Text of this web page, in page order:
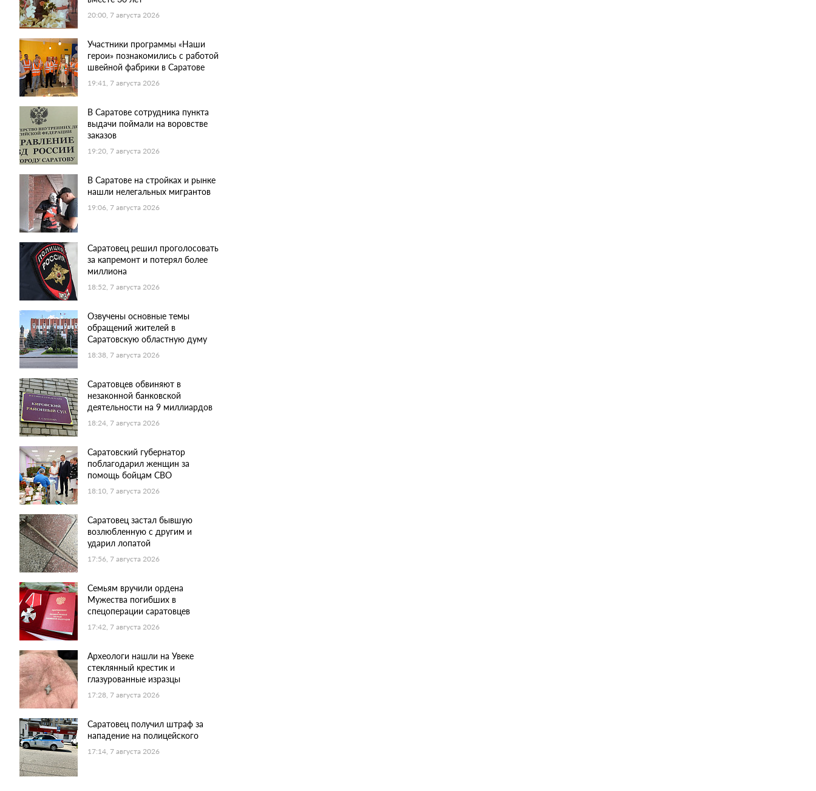
20:00, 7 августа 2026
Участники программы «Наши
герои» познакомились с работой
швейной фабрики в Саратове
19:41, 7 августа 2026
В Саратове сотрудника пункта
выдачи поймали на воровстве
заказов
19:20, 7 августа 2026
В Саратове на стройках и рынке
нашли нелегальных мигрантов
19:06, 7 августа 2026
Саратовец решил проголосовать
за капремонт и потерял более
миллиона
18:52, 7 августа 2026
Озвучены основные темы
обращений жителей в
Саратовскую областную думу
18:38, 7 августа 2026
Саратовцев обвиняют в
незаконной банковской
деятельности на 9 миллиардов
18:24, 7 августа 2026
Саратовский губернатор
поблагодарил женщин за
помощь бойцам СВО
18:10, 7 августа 2026
Саратовец застал бывшую
возлюбленную с другим и
ударил лопатой
17:56, 7 августа 2026
Семьям вручили ордена
Мужества погибших в
спецоперации саратовцев
17:42, 7 августа 2026
Археологи нашли на Увеке
стеклянный крестик и
глазурованные изразцы
17:28, 7 августа 2026
Саратовец получил штраф за
нападение на полицейского
17:14, 7 августа 2026